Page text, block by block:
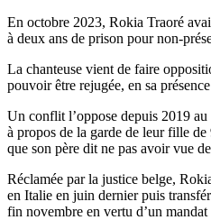
En octobre 2023, Rokia Traoré
à deux ans de prison pour non-
La chanteuse vient de faire
pouvoir être rejugée, en sa
Un conflit l’oppose depuis 2019 au
à propos de la garde de leur fille
que son père dit ne pas avoir vue
Réclamée par la justice belge,
en Italie en juin dernier puis
fin novembre en vertu d’un mandat